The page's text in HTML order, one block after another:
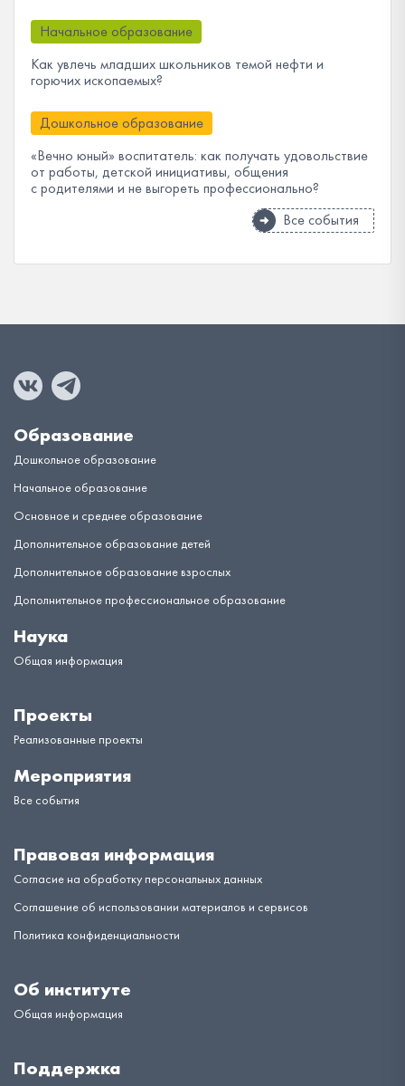
Начальное образование
Как увлечь младших школьников темой нефти и
горючих ископаемых?
Дошкольное образование
«Вечно юный» воспитатель: как получать удовольствие
от работы, детской инициативы, общения
с родителями и не выгореть профессионально?
Все события
Образование
Дошкольное образование
Начальное образование
Основное и среднее образование
Дополнительное образование детей
Дополнительное образование взрослых
Дополнительное профессиональное образование
Наука
Общая информация
Проекты
Реализованные проекты
Мероприятия
Все события
Правовая информация
Согласие на обработку персональных данных
Соглашение об использовании материалов и сервисов
Политика конфиденциальности
Об институте
Общая информация
Поддержка